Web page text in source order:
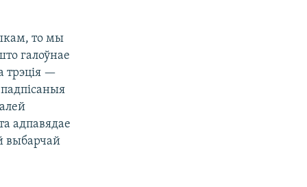
то мы
галоўнае
трэція —
адпавядае
выбарчай